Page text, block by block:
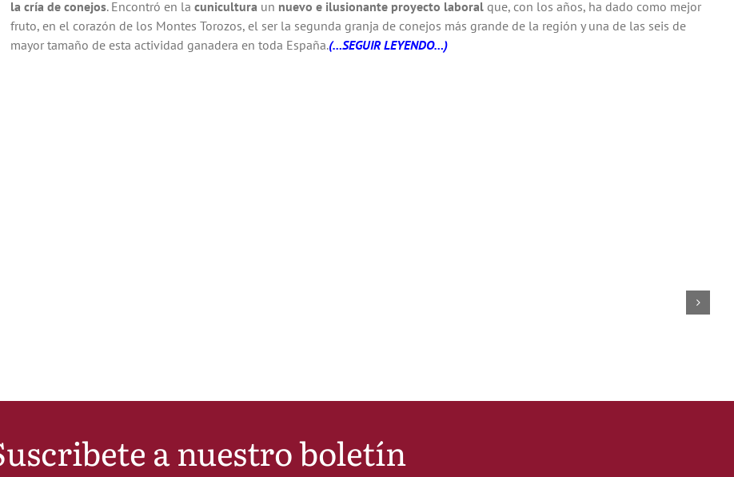
la cría de conejos. Encontró en la cunicultura un nuevo e ilusionante proyecto laboral que, con los años, ha dado como mejor
fruto, en el corazón de los Montes Torozos, el ser la segunda granja de conejos más grande de la región y una de las seis de
mayor tamaño de esta actividad ganadera en toda España.(…SEGUIR LEYENDO…)
a nuestro boletín